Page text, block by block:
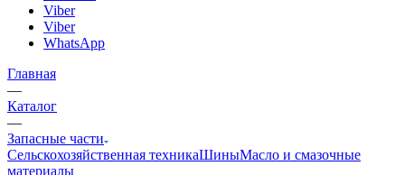
Viber
Viber
WhatsApp
Главная
—
Каталог
—
Запасные части
Сельскохозяйственная техникаШиныМасло и смазочные
материалы